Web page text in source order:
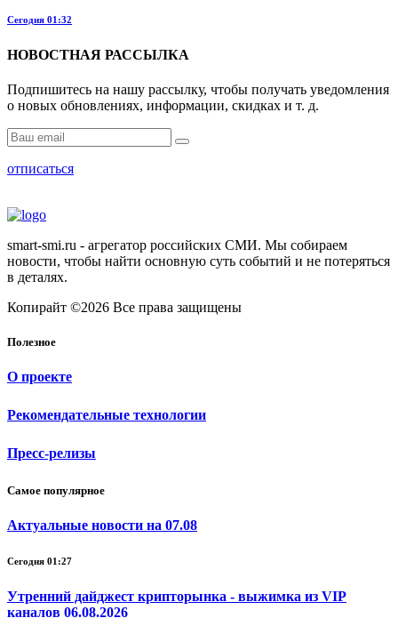
Сегодня 01:32
НОВОСТНАЯ РАССЫЛКА
Подпишитесь на нашу рассылку, чтобы получать уведомления
о новых обновлениях, информации, скидках и т. д.
отписаться
smart-smi.ru - агрегатор российских СМИ. Мы собираем
новости, чтобы найти основную суть событий и не потеряться
в деталях.
Копирайт ©2026 Все права защищены
Полезное
О проекте
Рекомендательные технологии
Пресс-релизы
Самое популярное
Актуальные новости на 07.08
Сегодня 01:27
Утренний дайджест крипторынка - выжимка из VIP
каналов 06.08.2026